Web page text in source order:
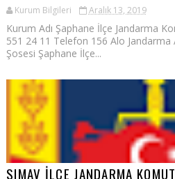
Kurum Bilgileri Aralık 13, 2019
Kurum Adı Şaphane İlçe Jandarma
551 24 11 Telefon 156 Alo
Şosesi Şaphane İlçe...
SIMAV İLÇE JANDARMA